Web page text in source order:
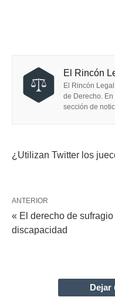
El Rincón
El Rincón
de Derecho.
sección de
¿Utilizan Twitter los
ANTERIOR
« El derecho de
discapacidad
Dejar